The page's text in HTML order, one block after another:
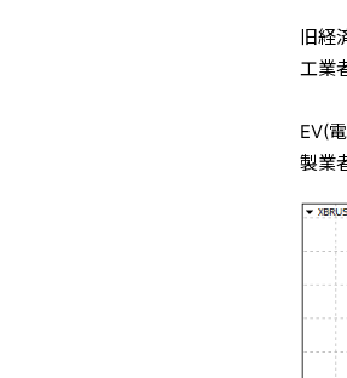
旧経
工業
EV(
製業